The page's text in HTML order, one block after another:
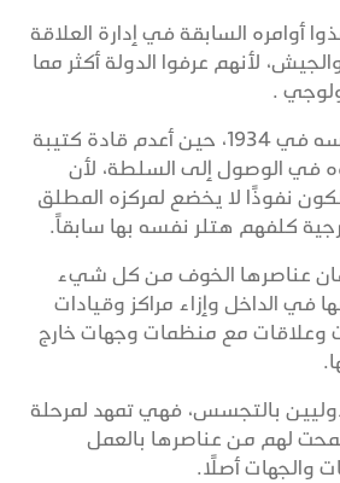
أوامره السابقة في إدارة العلاقة
لأنهم عرفوا الدولة أكثر مما
.
هتلر فعل الشيء نفسه في 1934، حين أعدم قادة كتيبة
في الوصول إلى السلطة، لأن
نفوذًا لا يخضع لمركزه المطلق
كلفهم هتلر نفسه بها سابقاً.
عناصرها الخوف من كل شيء
في الداخل وإزاء مراكز وقيادات
وعلاقات مع منظمات وجهات خارج
بالتجسس، فهي تمهد لمرحلة
لهم من عناصرها بالعمل
والجهات أصلًا.